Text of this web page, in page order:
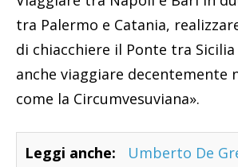
tra Palermo e Catania,
di chiacchiere il Ponte tra
anche viaggiare decentemente
come la Circumvesuviana».
Leggi anche:
Umberto De